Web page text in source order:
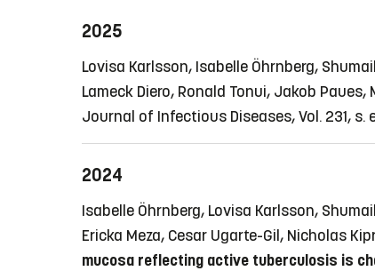
2025
Lovisa Karlsson, Isabelle Öhrnberg,
Lameck Diero, Ronald Tonui, Jakob Paues,
Journal of Infectious Diseases, Vol. 231, s.
2024
Isabelle Öhrnberg, Lovisa Karlsson,
Ericka Meza, Cesar Ugarte-Gil, Nicholas
mucosa reflecting active tuberculosis is